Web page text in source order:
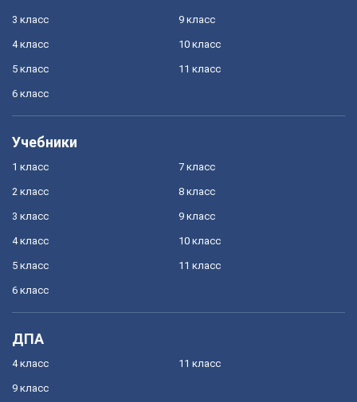
3 класс
4 класс
5 класс
6 класс
9 класс
10 класс
11 класс
Учебники
1 класс
2 класс
3 класс
4 класс
5 класс
6 класс
7 класс
8 класс
9 класс
10 класс
11 класс
ДПА
4 класс
9 класс
11 класс